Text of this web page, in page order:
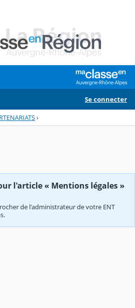
Se connecter
›
l'article « Mentions légales »
de l'administrateur de votre ENT